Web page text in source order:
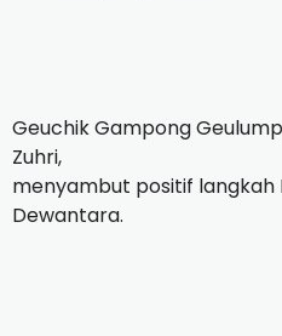
Geuchik Gampong
Zuhri,
menyambut positif langkah
Dewantara.